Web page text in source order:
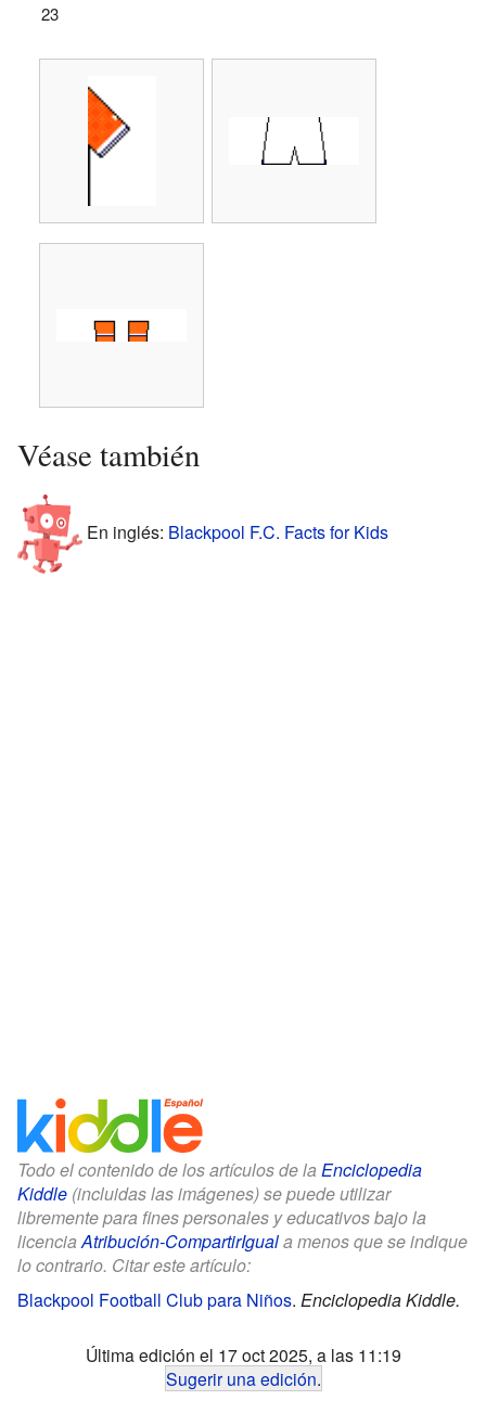
23
Véase también
En inglés: Blackpool F.C. Facts for Kids
Todo el contenido de los artículos de la Enciclopedia
Kiddle (incluidas las imágenes) se puede utilizar
libremente para fines personales y educativos bajo la
licenciaAtribución-CompartirIguala menos que se indique
lo contrario. Citar este artículo:
Blackpool Football Club para Niños. Enciclopedia Kiddle.
Última edición el 17 oct 2025, a las 11:19
Sugerir una edición.